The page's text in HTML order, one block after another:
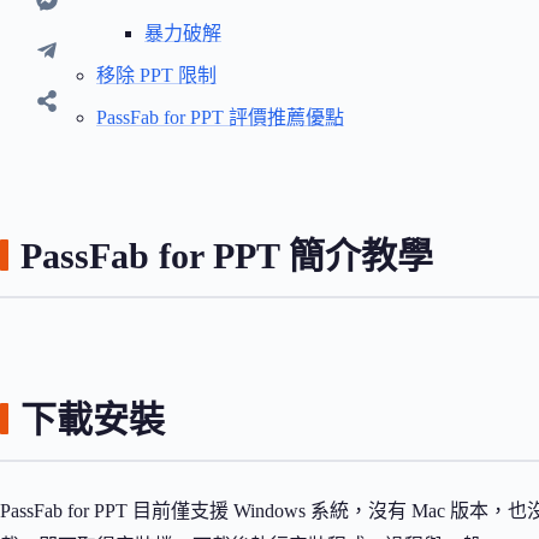
暴力破解
移除 PPT 限制
PassFab for PPT 評價推薦優點
PassFab for PPT 簡介教學
下載安裝
PassFab for PPT 目前僅支援 Windows 系統，沒有 Mac 版本，